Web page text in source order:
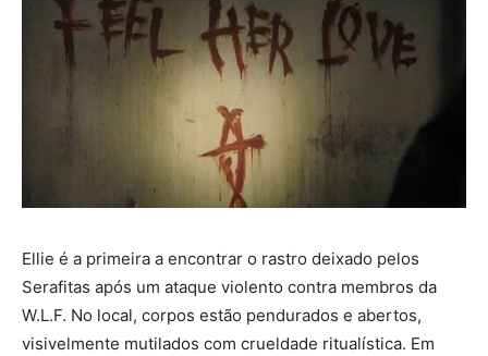
Ellie é a primeira a encontrar o rastro deixado pelos
Serafitas após um ataque violento contra membros da
W.L.F. No local, corpos estão pendurados e abertos,
visivelmente mutilados com crueldade ritualística. Em